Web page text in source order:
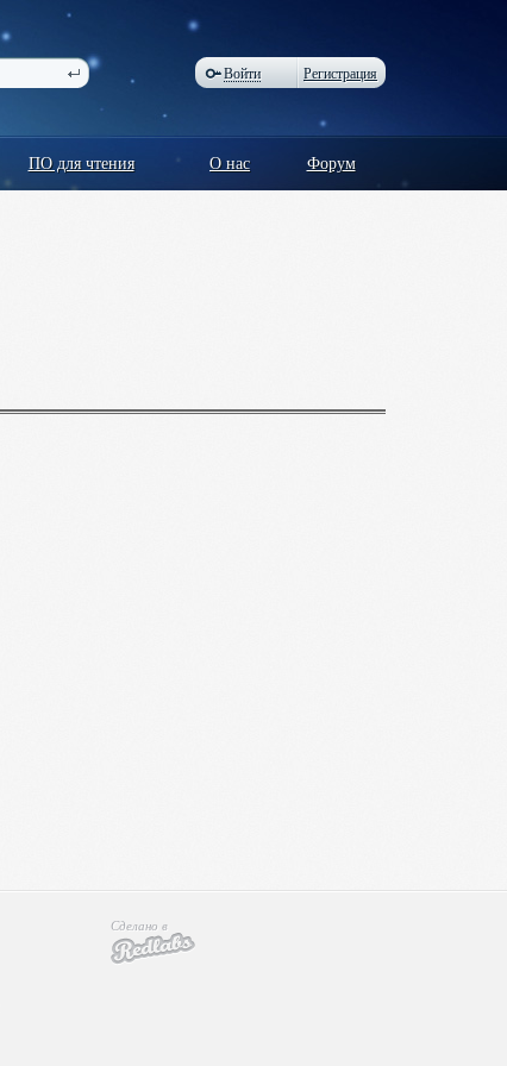
Войти Регистрация
ПО для чтения О нас Форум
Сделано в